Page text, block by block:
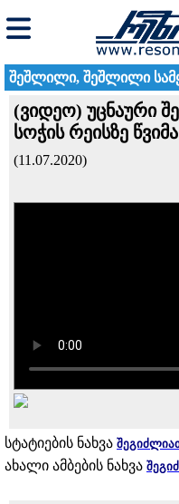
შეშლილი, შეშლილი
(ვიდეო) უცნაური
სოჭის რეისზე
(11.07.2020)
სტატიების ნახვა
ახალი ამბების ნახვა